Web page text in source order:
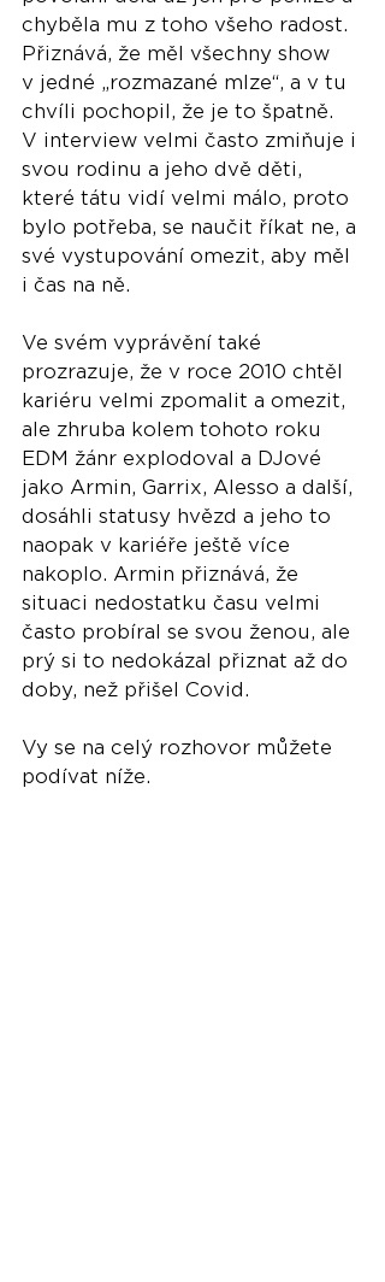
chyběla mu z toho všeho radost.
Přiznává, že měl všechny show
v jedné „rozmazané mlze“, a v tu
chvíli pochopil, že je to špatně.
V interview velmi často zmiňuje i
svou rodinu a jeho dvě děti,
které tátu vidí velmi málo, proto
bylo potřeba, se naučit říkat ne, a
své vystupování omezit, aby měl
i čas na ně.
Ve svém vyprávění také
prozrazuje, že v roce 2010 chtěl
kariéru velmi zpomalit a omezit,
ale zhruba kolem tohoto roku
EDM žánr explodoval a DJové
jako Armin, Garrix, Alesso a další,
dosáhli statusy hvězd a jeho to
naopak v kariéře ještě více
nakoplo. Armin přiznává, že
situaci nedostatku času velmi
často probíral se svou ženou, ale
prý si to nedokázal přiznat až do
doby, než přišel Covid.
Vy se na celý rozhovor můžete
podívat níže.